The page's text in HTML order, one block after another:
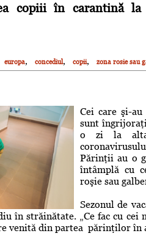
copiii în carantină
europa, concediul, copii, zona rosie sau
Cei care şi-
sunt
o zi la
Părinţii au o
întâmplă cu
roşie sau
Sezonul de
în străinătate. „Ce fac cu
venită din partea părinţilor în